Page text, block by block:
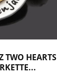
TWO HEARTS